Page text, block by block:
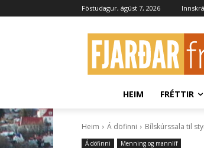
Föstudagur, ágúst 7, 2026
HEIM FRÉTTIR
Heim Á döfinni Bílskúrssala til
Á döfinni Menning og mannlíf